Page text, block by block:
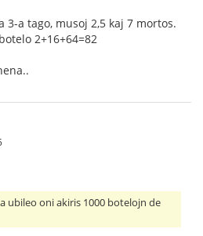
3-a tago, musoj 2,5 kaj 7 mortos.
2+16+64=82
ubileo oni akiris 1000 botelojn de